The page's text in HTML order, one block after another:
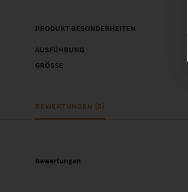
PRODUKT BESONDERHEITEN
AUSFÜHRUNG
GRÖSSE
BEWERTUNGEN (0)
Bewertungen